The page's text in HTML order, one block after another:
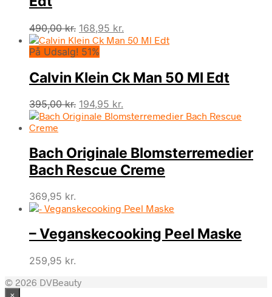
490,00kr. Den
oprindelige
pris
490,00 kr..
168,95 kr.
aktuelle
168,95 kr..
På Udsalg! 51%
Calvin Klein Ck Man 50 Ml Edt
395,00kr. Den
oprindelige
395,00 kr..
194,95 kr.
aktuelle
194,95 kr..
Bach Originale Blomsterremedier
Bach Rescue Creme
369,95 kr.
– Veganskecooking Peel Maske
259,95 kr.
© 2026 DVBeauty
×